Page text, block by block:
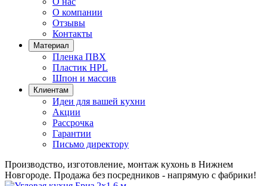
О компании
Отзывы
Контакты
Материал
Пленка ПВХ
Пластик HPL
Шпон и массив
Клиентам
Идеи для вашей кухни
Акции
Рассрочка
Гарантии
Письмо директору
Производство, изготовление, монтаж кухонь в Нижнем
Новгороде. Продажа без посредников - напрямую с фабрики!